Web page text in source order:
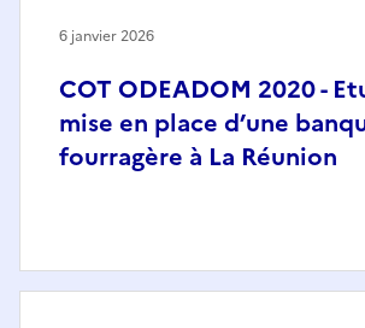
COT ODEADOM 2020 -
mise en place d’une
fourragère à La Réunion
6 janvier 2026